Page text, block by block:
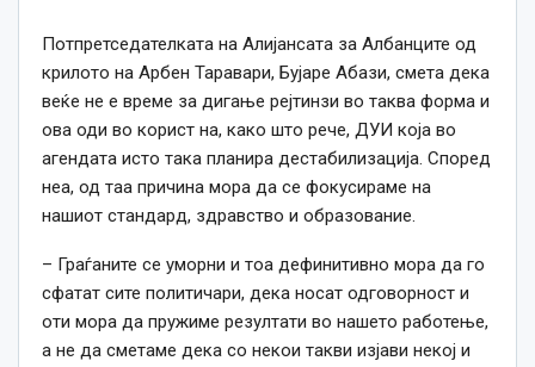
Потпретседателката на Алијансата за Албанците од
крилото на Арбен Таравари, Бујаре Абази, смета дека
веќе не е време за дигање рејтинзи во таква форма и
ова оди во корист на, како што рече, ДУИ која во
агендата исто така планира дестабилизација. Според
неа, од таа причина мора да се фокусираме на
нашиот стандард, здравство и образование.
– Граѓаните се уморни и тоа дефинитивно мора да го
сфатат сите политичари, дека носат одговорност и
оти мора да пружиме резултати во нашето работење,
а не да сметаме дека со некои такви изјави некој и